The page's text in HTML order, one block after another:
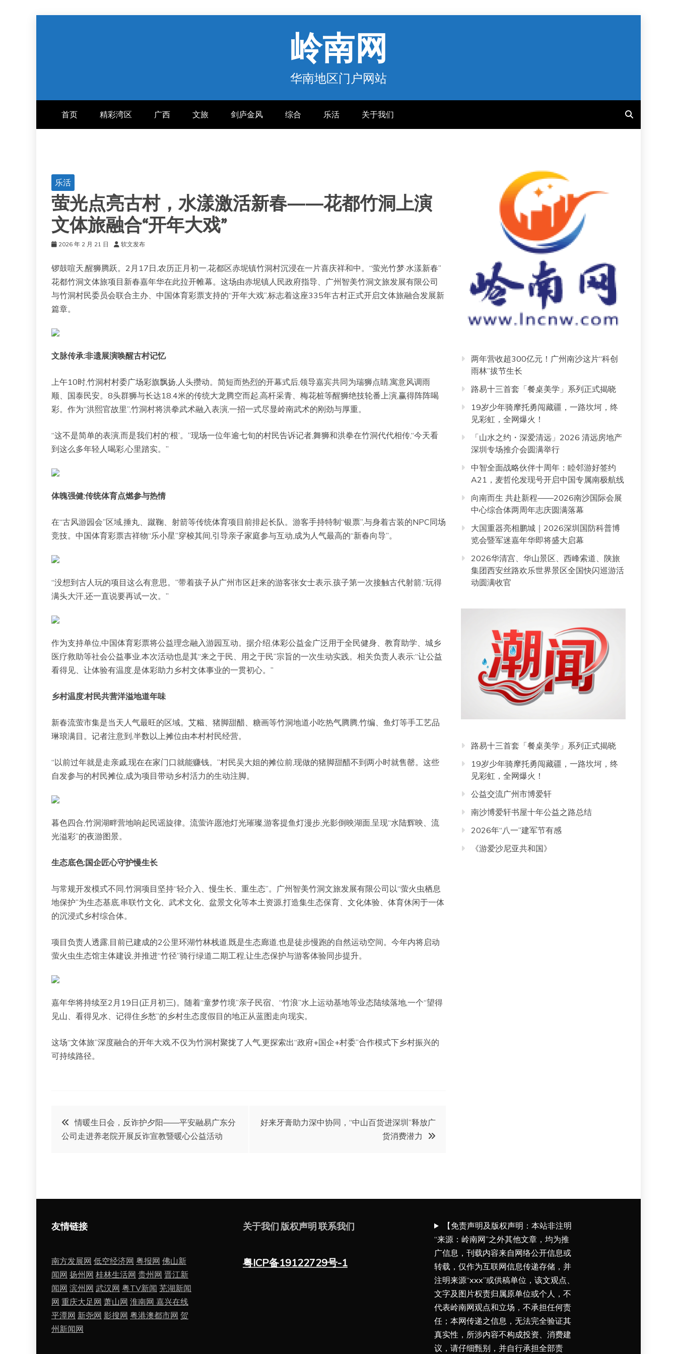
岭南网
华南地区门户网站
首页 精彩湾区 广西 文旅 剑庐金风 综合 乐活 关于我们
乐活
萤光点亮古村，水漾激活新春——花都竹洞上演
文体旅融合“开年大戏”
2026 年 2 月 21 日 软文发布
锣鼓喧天,醒狮腾跃。2月17日,农历正月初一,花都区赤坭镇竹洞村沉浸在一片喜庆祥和中。“萤光竹梦·水漾新春”
花都竹洞文体旅项目新春嘉年华在此拉开帷幕。这场由赤坭镇人民政府指导、广州智美竹洞文旅发展有限公司
与竹洞村民委员会联合主办、中国体育彩票支持的“开年大戏”,标志着这座335年古村正式开启文体旅融合发展新
篇章。
文脉传承:非遗展演唤醒古村记忆
上午10时,竹洞村村委广场彩旗飘扬,人头攒动。简短而热烈的开幕式后,领导嘉宾共同为瑞狮点睛,寓意风调雨
顺、国泰民安。8头群狮与长达18.4米的传统大龙腾空而起,高杆采青、梅花桩等醒狮绝技轮番上演,赢得阵阵喝
彩。作为“洪熙官故里”,竹洞村将洪拳武术融入表演,一招一式尽显岭南武术的刚劲与厚重。
“这不是简单的表演,而是我们村的‘根’。”现场一位年逾七旬的村民告诉记者,舞狮和洪拳在竹洞代代相传,“今天看
到这么多年轻人喝彩,心里踏实。”
体魄强健:传统体育点燃参与热情
在“古风游园会”区域,捶丸、蹴鞠、射箭等传统体育项目前排起长队。游客手持特制“银票”,与身着古装的NPC同场
竞技。中国体育彩票吉祥物“乐小星”穿梭其间,引导亲子家庭参与互动,成为人气最高的“新春向导”。
“没想到古人玩的项目这么有意思。”带着孩子从广州市区赶来的游客张女士表示,孩子第一次接触古代射箭,“玩得
满头大汗,还一直说要再试一次。”
作为支持单位,中国体育彩票将公益理念融入游园互动。据介绍,体彩公益金广泛用于全民健身、教育助学、城乡
医疗救助等社会公益事业,本次活动也是其“来之于民、用之于民”宗旨的一次生动实践。相关负责人表示:“让公益
看得见、让体验有温度,是体彩助力乡村文体事业的一贯初心。”
乡村温度:村民共营洋溢地道年味
新春流萤市集是当天人气最旺的区域。艾糍、猪脚甜醋、糖画等竹洞地道小吃热气腾腾,竹编、鱼灯等手工艺品
琳琅满目。记者注意到,半数以上摊位由本村村民经营。
“以前过年就是走亲戚,现在在家门口就能赚钱。”村民吴大姐的摊位前,现做的猪脚甜醋不到两小时就售罄。这些
自发参与的村民摊位,成为项目带动乡村活力的生动注脚。
暮色四合,竹洞湖畔营地响起民谣旋律。流萤许愿池灯光璀璨,游客提鱼灯漫步,光影倒映湖面,呈现“水陆辉映、流
光溢彩”的夜游图景。
生态底色:国企匠心守护慢生长
与常规开发模式不同,竹洞项目坚持“轻介入、慢生长、重生态”。广州智美竹洞文旅发展有限公司以“萤火虫栖息
地保护”为生态基底,串联竹文化、武术文化、盆景文化等本土资源,打造集生态保育、文化体验、体育休闲于一体
的沉浸式乡村综合体。
项目负责人透露,目前已建成的2公里环湖竹林栈道,既是生态廊道,也是徒步慢跑的自然运动空间。今年内将启动
萤火虫生态馆主体建设,并推进“竹径”骑行绿道二期工程,让生态保护与游客体验同步提升。
嘉年华将持续至2月19日(正月初三)。随着“童梦竹境”亲子民宿、“竹浪”水上运动基地等业态陆续落地,一个“望得
见山、看得见水、记得住乡愁”的乡村生态度假目的地正从蓝图走向现实。
这场“文体旅”深度融合的开年大戏,不仅为竹洞村聚拢了人气,更探索出“政府+国企+村委”合作模式下乡村振兴的
可持续路径。
文
章
航
情暖生日会，反诈护夕阳——平安融易广东分
公司走进养老院开展反诈宣教暨暖心公益活动
好来牙膏助力深中协同，“中山百货进深圳”释放广
货消费潜力
两年营收超300亿元！广州南沙这片“科创
雨林”拔节生长
路易十三首套「餐桌美学」系列正式揭晓
19岁少年骑摩托勇闯藏疆，一路坎坷，终
见彩虹，全网爆火！
「山水之约・深爱清远」2026 清远房地产
深圳专场推介会圆满举行
中智全面战略伙伴十周年：睦邻游好签约
A21，麦哲伦发现号开启中国专属南极航线
向南而生 共赴新程——2026南沙国际会展
中心综合体两周年志庆圆满落幕
大国重器亮相鹏城｜2026深圳国防科普博
览会暨军迷嘉年华即将盛大启幕
2026华清宫、华山景区、西峰索道、陕旅
集团西安丝路欢乐世界景区全国快闪巡游活
动圆满收官
路易十三首套「餐桌美学」系列正式揭晓
19岁少年骑摩托勇闯藏疆，一路坎坷，终
见彩虹，全网爆火！
公益交流广州市博爱轩
南沙博爱轩书屋十年公益之路总结
2026年“八一”建军节有感
《游爱沙尼亚共和国》
友情链接
南方发展网 低空经济网 粤报网 佛山新
闻网 扬州网 桂林生活网 贵州网 晋江新
闻网 滨州网 武汉网 粤TV新闻 芜湖新闻
网 重庆大足网 萧山网 淮南网 嘉兴在线
平潭网 新尧网 影搜网 粤港澳都市网 贺
州新闻网
关于我们 版权声明 联系我们
粤ICP备19122729号-1
【免责声明及版权声明：本站非注明
“来源：岭南网”之外其他文章，均为推
广信息，刊载内容来自网络公开信息或
转载，仅作为互联网信息传递存储，并
注明来源“xxx”或供稿单位，该文观点、
文字及图片权责归属原单位或个人，不
代表岭南网观点和立场，不承担任何责
任；本网传递之信息，无法完全验证其
真实性，所涉内容不构成投资、消费建
议，请仔细甄别，并自行承担全部责